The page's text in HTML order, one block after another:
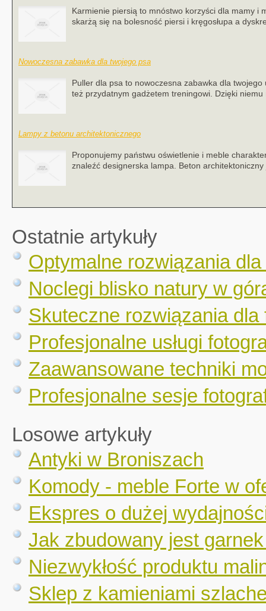
Karmienie piersią to mnóstwo korzyści dla mamy i
skarżą się na bolesność piersi i kręgosłupa a
Nowoczesna zabawka dla twojego psa
Puller dla psa to nowoczesna zabawka dla
też przydatnym gadżetem treningowi. Dzięki
Lampy z betonu architektonicznego
Proponujemy państwu oświetlenie i meble
znaleźć designerska lampa. Beton
Ostatnie artykuły
Optymalne rozwiązania dla
Noclegi blisko natury w
Skuteczne rozwiązania
Profesjonalne usługi
Zaawansowane techniki
Profesjonalne sesje
Losowe artykuły
Antyki w Broniszach
Komody - meble Forte w
Ekspres o dużej
Jak zbudowany jest
Niezwykłość produktu
Sklep z kamieniami